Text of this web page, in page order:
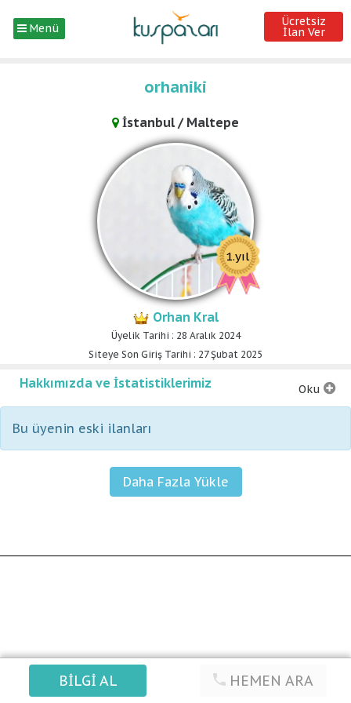
Menü Ücretsiz
İlan Ver
orhaniki
İstanbul / Maltepe
1.yıl
Orhan Kral
Üyelik Tarihi : 28 Aralık 2024
Siteye Son Giriş Tarihi : 27 Şubat 2025
Hakkımızda ve İstatistiklerimiz Oku
Bu üyenin eski ilanları
BİLGİ AL HEMEN ARA